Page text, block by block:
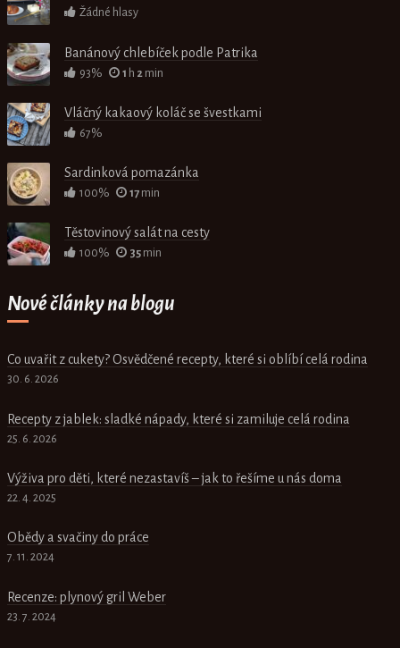
Žádné hlasy
Banánový chlebíček podle Patrika
93% 1 h 2 min
Vláčný kakaový koláč se švestkami
67%
Sardinková pomazánka
100% 17 min
Těstovinový salát na cesty
100% 35 min
Nové články na blogu
Co uvařit z cukety? Osvědčené recepty, které si oblíbí celá rodina
30. 6. 2026
Recepty z jablek: sladké nápady, které si zamiluje celá rodina
25. 6. 2026
Výživa pro děti, které nezastavíš – jak to řešíme u nás doma
22. 4. 2025
Obědy a svačiny do práce
7. 11. 2024
Recenze: plynový gril Weber
23. 7. 2024